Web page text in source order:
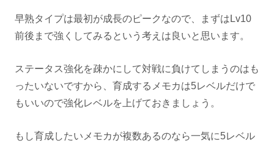
早熟タイプは最初が成長のピークなので、まずはLv10
前後まで強くしてみるという考えは良いと思います。
ステータス強化を疎かにして対戦に負けてしまうのはも
ったいないですから、育成するメモカは5レベルだけで
もいいので強化レベルを上げておきましょう。
もし育成したいメモカが複数あるのなら一気に5レベル